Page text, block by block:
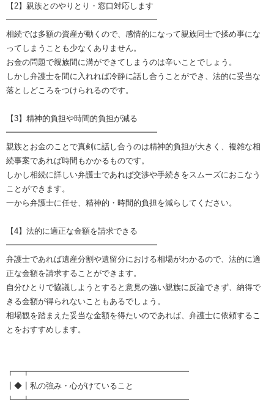
【2】親族とのやりとり・窓口対応します
━━━━━━━━━━━━━━━━━━━
相続では多額の資産が動くので、感情的になって親族同士で揉め事にな
ってしまうことも少なくありません。
お金の問題で親族間に溝ができてしまうのは辛いことでしょう。
しかし弁護士を間に入れれば冷静に話し合うことができ、法的に妥当な
落としどころをつけられるのです。
【3】精神的負担や時間的負担が減る
━━━━━━━━━━━━━━━━━━━
親族とお金のことで真剣に話し合うのは精神的負担が大きく、複雑な相
続事案であれば時間もかかるものです。
しかし相続に詳しい弁護士であれば交渉や手続きをスムーズにおこなう
ことができます。
一から弁護士に任せ、精神的・時間的負担を減らしてください。
【4】法的に適正な金額を請求できる
━━━━━━━━━━━━━━━━━━━
弁護士であれば遺産分割や遺留分における相場がわかるので、法的に適
正な金額を請求することができます。
自分ひとりで協議しようとすると意見の強い親族に反論できず、納得で
きる金額が得られないこともあるでしょう。
相場観を踏まえた妥当な金額を得たいのであれば、弁護士に依頼するこ
とをおすすめします。
┏━┳━━━━━━━━━━━━━━━━━━━━
┃◆┃私の強み・心がけていること
┗━┻━━━━━━━━━━━━━━━━━━━━